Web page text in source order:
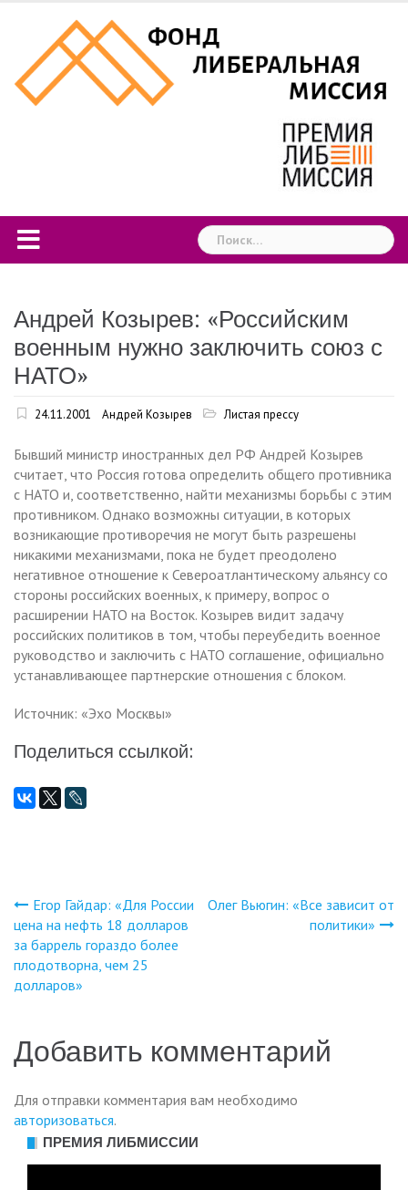
content
Найти:
Андрей Козырев: «Российским
военным нужно заключить союз с
НАТО»
24.11.2001 Андрей Козырев Листая прессу
Бывший министр иностранных дел РФ Андрей Козырев
считает, что Россия готова определить общего противника
с НАТО и, соответственно, найти механизмы борьбы с этим
противником. Однако возможны ситуации, в которых
возникающие противоречия не могут быть разрешены
никакими механизмами, пока не будет преодолено
негативное отношение к Североатлантическому альянсу со
стороны российских военных, к примеру, вопрос о
расширении НАТО на Восток. Козырев видит задачу
российских политиков в том, чтобы переубедить военное
руководство и заключить с НАТО соглашение, официально
устанавливающее партнерские отношения с блоком.
Источник: «Эхо Москвы»
Поделиться ссылкой:
Навигация
по
записям
Егор Гайдар: «Для России
цена на нефть 18 долларов
за баррель гораздо более
плодотворна, чем 25
долларов»
Олег Вьюгин: «Все зависит от
политики»
Добавить комментарий
Для отправки комментария вам необходимо
авторизоваться.
ПРЕМИЯ ЛИБМИССИИ